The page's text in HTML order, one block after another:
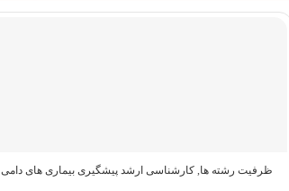
ظرفیت رشته ها,کارشناسی ارشد پیشگیری بیماری‌ های دامی